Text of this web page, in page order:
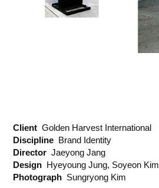
Client Golden Harvest International
Discipline Brand Identity
Director Jaeyong Jang
Design Hyeyoung Jung, Soyeon Kim
Photograph Sungryong Kim